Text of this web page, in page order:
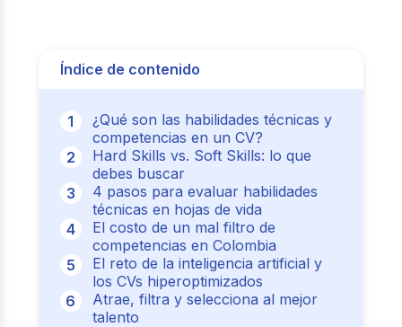
Índice de contenido
¿Qué son las habilidades técnicas y
competencias en un CV?
Hard Skills vs. Soft Skills: lo que
debes buscar
4 pasos para evaluar habilidades
técnicas en hojas de vida
El costo de un mal filtro de
competencias en Colombia
El reto de la inteligencia artificial y
los CVs hiperoptimizados
Atrae, filtra y selecciona al mejor
talento